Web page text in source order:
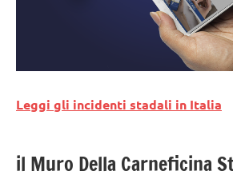
Leggi gli incidenti stadali in Italia
il Muro Della Carneficina